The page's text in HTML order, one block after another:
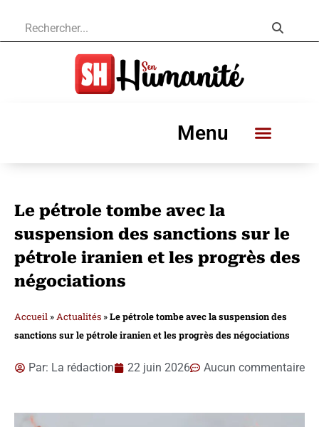
Menu
Le pétrole tombe avec la
suspension des sanctions sur le
pétrole iranien et les progrès des
négociations
Accueil »Actualités »Le pétrole tombe avec la suspension des
sanctions sur le pétrole iranien et les progrès des négociations
Par: La rédaction 22 juin 2026 Aucun commentaire